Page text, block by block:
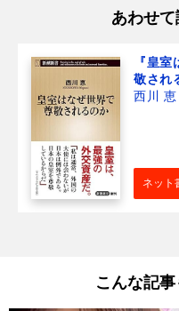
あわせ
『皇
敬され
西川 恵
ネット
こんな記